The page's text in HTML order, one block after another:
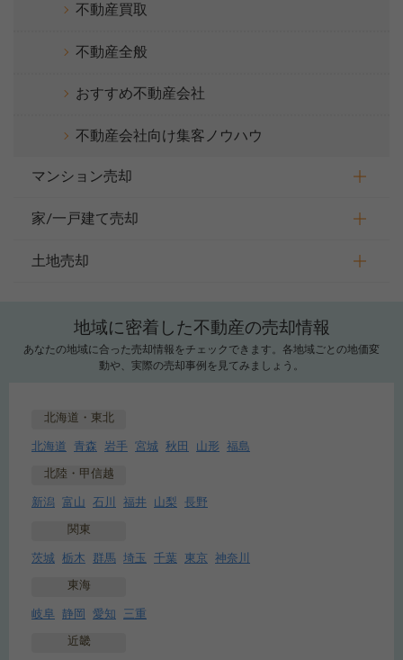
不動産買取
不動産全般
おすすめ不動産会社
不動産会社向け集客ノウハウ
マンション売却
家/一戸建て売却
土地売却
地域に密着した不動産の売却情報
あなたの地域に合った売却情報をチェックできます。各地域ごとの地価変
動や、実際の売却事例を見てみましょう。
北海道・東北
北海道 青森 岩手 宮城 秋田 山形 福島
北陸・甲信越
新潟 富山 石川 福井 山梨 長野
関東
茨城 栃木 群馬 埼玉 千葉 東京 神奈川
東海
岐阜 静岡 愛知 三重
近畿